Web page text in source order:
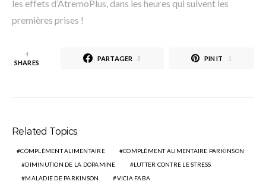
les effets d’AtremoPlus, dans les heures qui suivent les
premières prises !
4
SHARES
PARTAGER 3 PIN IT 1
Related Topics
COMPLÉMENT ALIMENTAIRE
COMPLÉMENT ALIMENTAIRE PARKINSON
DIMINUTION DE LA DOPAMINE
LUTTER CONTRE LE STRESS
MALADIE DE PARKINSON
VICIA FABA